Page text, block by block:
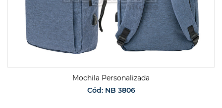
Mochila Personalizada
Cód: NB 3806